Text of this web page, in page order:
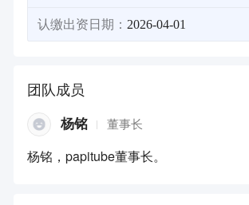
认缴出资日期： 2026-04-01
团队成员
杨铭 董事长
杨铭，papitube董事长。